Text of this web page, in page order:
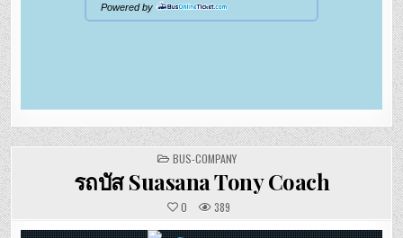
POSTED
IN
BUS-COMPANY
รถบัส Suasana Tony Coach
0 389